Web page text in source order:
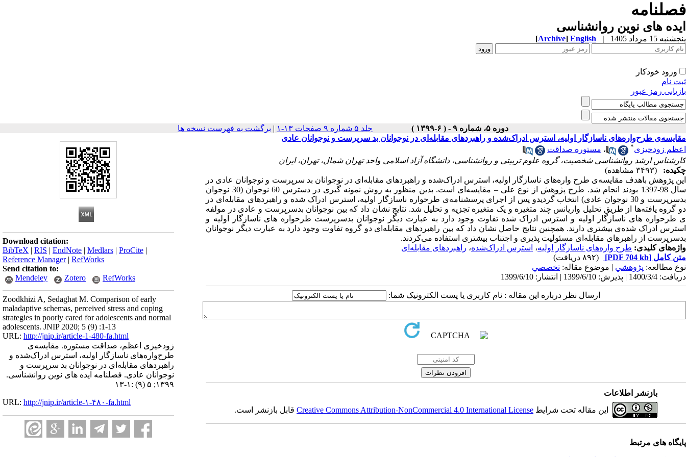
فصلنامه
ایده های نوین روانشناسی
پنجشنبه 15 مرداد 1405 |
English
[Archive]
ورود خودکار
ثبت نام
بازیابی رمز عبور
دوره ۵، شماره ۹ - ( ۶-۱۳۹۹ ) جلد ۵ شماره ۹ صفحات ۱۳-۱ | برگشت به فهرست نسخه ها
Download citation:
BibTeX | RIS | EndNote | Medlars | ProCite |
Reference Manager| RefWorks
Send citation to:
Mendeley
Zotero RefWorks
Zoodkhizi A, Sedaghat M. Comparison of early
maladaptive schemas, perceived stress and coping
strategies in poorly cared for adolescents and normal
adolescents. JNIP 2020; 5 (9) :1-13
URL: http://jnip.ir/article-1-480-fa.html
زودخیزی اعظم، صداقت مستوره. مقایسه‌ی
طرح‌واره‌های ناسازگار اولیه، استرس ادراک‌شده و
راهبردهای مقابله‌ای در نوجوانان بد سرپرست و
نوجوانان عادی. فصلنامه ایده های نوین روانشناسی.
۱۳۹۹; ۵ (۹) :۱-۱۳
URL: http://jnip.ir/article-۱-۴۸۰-fa.html
مقایسه‌ی طرح‌واره‌های ناسازگار اولیه، استرس ادراک‌شده و راهبردهای مقابله‌ای در نوجوانان بد سرپرست و نوجوانان عادی
اعظم زودخیزی* ، مستوره صداقت
کارشناس ارشد روانشناسی شخصیت، گروه علوم تربیتی و روانشناسی، دانشگاه آزاد اسلامی واحد تهران شمال، تهران، ایران
چکیده:
(۳۴۹۳ مشاهده)
این پژوهش باهدف مقایسه‌ی طرح ‌واره‌های ناسازگار اولیه، استرس ادراک‌شده و راهبردهای مقابله‌ای در نوجوانان بد سرپرست و نوجوانان عادی در
سال 98-1397 بودند انجام شد. طرح پژوهش از نوع علی
–
مقایسه‌ای است. بدین منظور به روش نمونه گیری در دسترس 60 نوجوان (30 نوجوان
بدسرپرست و 30 نوجوان عادی) انتخاب گردیدو پس از اجرای پرسشنامه‌ی طرحواره ناسازگار اولیه، استرس ادراک شده و راهبردهای مقابله‌ای در
دو گروه یافته‌ها از طریق تحلیل واریانس چند متغیره و یک متغیره تجزیه و تحلیل شد. نتایج نشان داد که بین نوجوانان بدسرپرست و عادی در مولفه
ی طرحواره های ناسازگار اولیه و استرس ادراک شده تفاوت وجود دارد به عبارت دیگر نوجوانان بدسرپرست طرحواره های ناسازگار اولیه و
استرس ادراک شده‌ی بیشتری دارند. همچنین نتایج حاصل نشان داد که بین راهبردهای مقابله‌ای دو گروه تفاوت وجود دارد به عبارت دیگر نوجوانان
بدسرپرست از راهبرهای مقابله‌ای مسئولیت پذیری و اجتناب بیشتری استفاده می‌کردند.
واژه‌های کلیدی: طرح ‌واره‌های ناسازگار اولیه، استرس ادراک‌شده، راهبردهای مقابله‌ای
متن کامل [PDF 704 kb]
(۸۹۲ دریافت)
نوع مطالعه: پژوهشي | موضوع مقاله: تخصصي
دریافت: 1400/3/4 | پذیرش: 1399/6/10 | انتشار: 1399/6/10
ارسال نظر درباره این مقاله : نام کاربری یا پست الکترونیک شما:
بازنشر اطلاعات
این مقاله تحت شرایط Creative Commons Attribution-NonCommercial 4.0 International Licenseقابل بازنشر است.
پایگاه های مرتبط